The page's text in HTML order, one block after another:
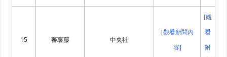
15 蕃薯藤 中央社
[觀看新聞內
容]
[觀
看
附